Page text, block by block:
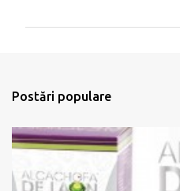
r
i
i
Postări populare